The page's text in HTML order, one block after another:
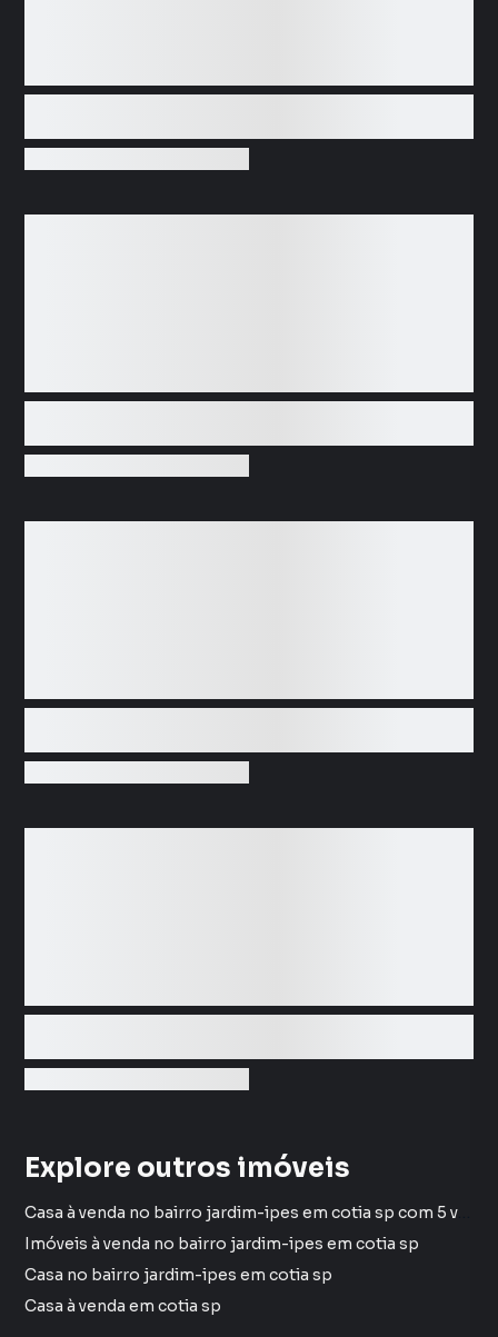
Explore outros imóveis
Imóveis à venda no bairro jardim-ipes em cotia sp
Casa no bairro jardim-ipes em cotia sp
Casa à venda em cotia sp